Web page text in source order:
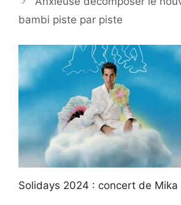
bambi piste par piste
Solidays 2024 : concert de Mika